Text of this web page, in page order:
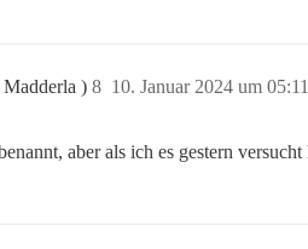
) 10. Januar 2024 um 05:11
8
aber als ich es gestern